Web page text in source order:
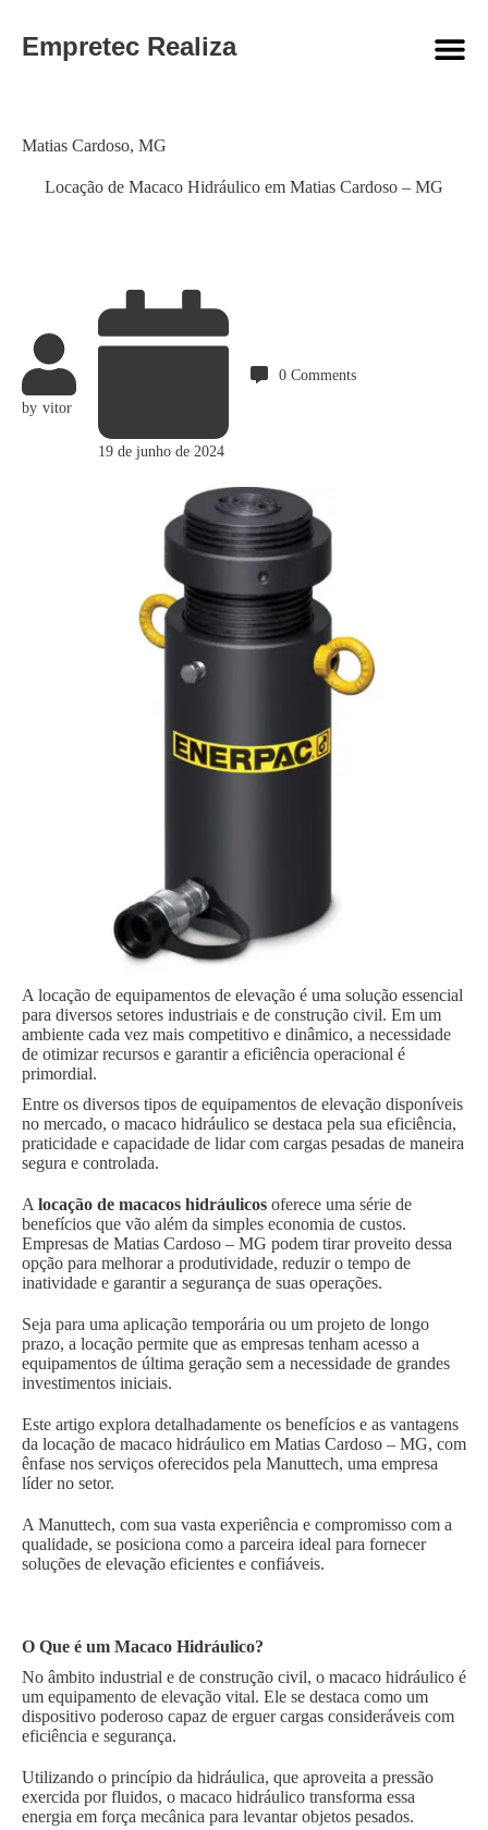
Empretec Realiza
Locação de Macaco Hidráulico em Matias Cardoso – MG
Category
Matias Cardoso, MG
by vitor
19 de junho de 2024
0 Comments
A locação de equipamentos de elevação é uma solução essencial
para diversos setores industriais e de construção civil. Em um
ambiente cada vez mais competitivo e dinâmico, a necessidade
de otimizar recursos e garantir a eficiência operacional é
primordial.
Entre os diversos tipos de equipamentos de elevação disponíveis
no mercado, o macaco hidráulico se destaca pela sua eficiência,
praticidade e capacidade de lidar com cargas pesadas de maneira
segura e controlada.
A locação de macacos hidráulicos oferece uma série de
benefícios que vão além da simples economia de custos.
Empresas de Matias Cardoso – MG podem tirar proveito dessa
opção para melhorar a produtividade, reduzir o tempo de
inatividade e garantir a segurança de suas operações.
Seja para uma aplicação temporária ou um projeto de longo
prazo, a locação permite que as empresas tenham acesso a
equipamentos de última geração sem a necessidade de grandes
investimentos iniciais.
Este artigo explora detalhadamente os benefícios e as vantagens
da locação de macaco hidráulico em Matias Cardoso – MG, com
ênfase nos serviços oferecidos pela Manuttech, uma empresa
líder no setor.
A Manuttech, com sua vasta experiência e compromisso com a
qualidade, se posiciona como a parceira ideal para fornecer
soluções de elevação eficientes e confiáveis.
O Que é um Macaco Hidráulico?
No âmbito industrial e de construção civil, o macaco hidráulico é
um equipamento de elevação vital. Ele se destaca como um
dispositivo poderoso capaz de erguer cargas consideráveis com
eficiência e segurança.
Utilizando o princípio da hidráulica, que aproveita a pressão
exercida por fluidos, o macaco hidráulico transforma essa
energia em força mecânica para levantar objetos pesados.